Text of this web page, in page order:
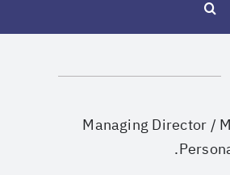
Managing Director /